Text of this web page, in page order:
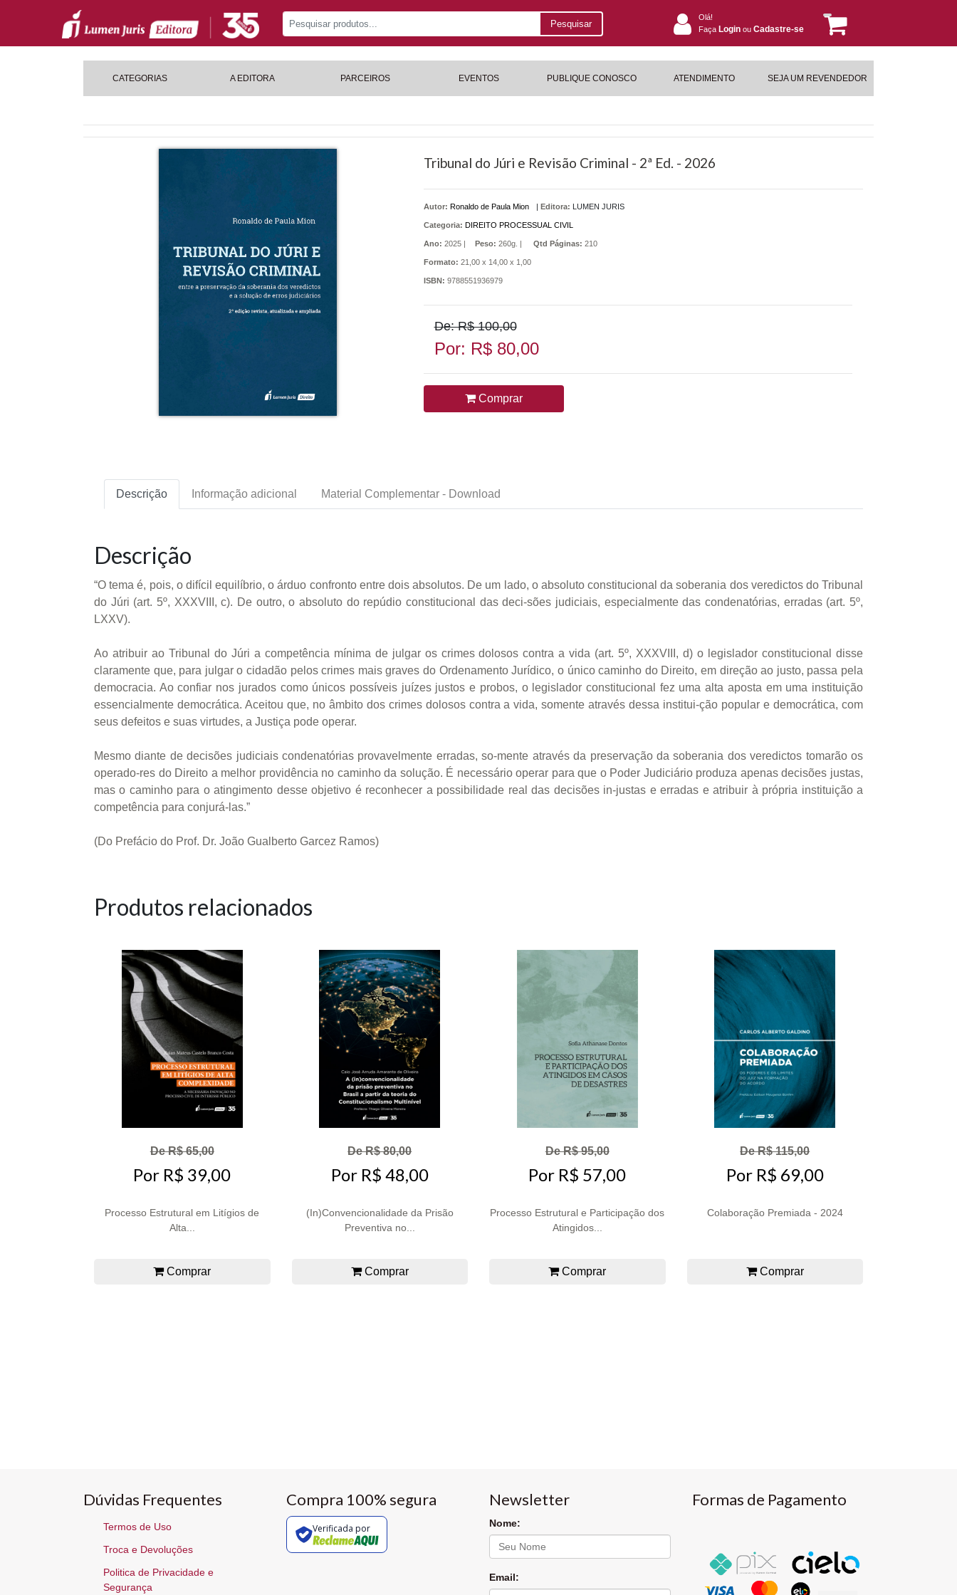
Pesquisar
Olá!
Faça Login ou Cadastre-se
CATEGORIAS A EDITORA PARCEIROS EVENTOS PUBLIQUE CONOSCO ATENDIMENTO SEJA UM REVENDEDOR
Tribunal do Júri e Revisão Criminal - 2ª Ed. - 2026
Autor: Ronaldo de Paula Mion | Editora: LUMEN JURIS
Categoria: DIREITO PROCESSUAL CIVIL
Ano: 2025 | Peso: 260g. | Qtd Páginas: 210
Formato: 21,00 x 14,00 x 1,00
ISBN: 9788551936979
De: R$ 100,00
Por: R$ 80,00
Comprar
Descrição Informação adicional Material Complementar - Download
Descrição
“O tema é, pois, o difícil equilíbrio, o árduo confronto entre dois absolutos. De um lado, o absoluto constitucional da soberania dos veredictos do Tribunal
do Júri (art. 5º, XXXVIII, c). De outro, o absoluto do repúdio constitucional das deci-sões judiciais, especialmente das condenatórias, erradas (art. 5º,
LXXV).
Ao atribuir ao Tribunal do Júri a competência mínima de julgar os crimes dolosos contra a vida (art. 5º, XXXVIII, d) o legislador constitucional disse
claramente que, para julgar o cidadão pelos crimes mais graves do Ordenamento Jurídico, o único caminho do Direito, em direção ao justo, passa pela
democracia. Ao confiar nos jurados como únicos possíveis juízes justos e probos, o legislador constitucional fez uma alta aposta em uma instituição
essencialmente democrática. Aceitou que, no âmbito dos crimes dolosos contra a vida, somente através dessa institui-ção popular e democrática, com
seus defeitos e suas virtudes, a Justiça pode operar.
Mesmo diante de decisões judiciais condenatórias provavelmente erradas, so-mente através da preservação da soberania dos veredictos tomarão os
operado-res do Direito a melhor providência no caminho da solução. É necessário operar para que o Poder Judiciário produza apenas decisões justas,
mas o caminho para o atingimento desse objetivo é reconhecer a possibilidade real das decisões in-justas e erradas e atribuir à própria instituição a
competência para conjurá-las.”
(Do Prefácio do Prof. Dr. João Gualberto Garcez Ramos)
Produtos relacionados
De R$ 65,00
Por R$ 39,00
Processo Estrutural em Litígios de
Alta...
Comprar
De R$ 80,00
Por R$ 48,00
(In)Convencionalidade da Prisão
Preventiva no...
Comprar
De R$ 95,00
Por R$ 57,00
Processo Estrutural e Participação dos
Atingidos...
Comprar
De R$ 115,00
Por R$ 69,00
Colaboração Premiada - 2024
Comprar
Dúvidas Frequentes
Termos de Uso
Troca e Devoluções
Politica de Privacidade e
Segurança
Compra 100% segura
Verificada por
Newsletter
Nome:
Email:
Formas de Pagamento